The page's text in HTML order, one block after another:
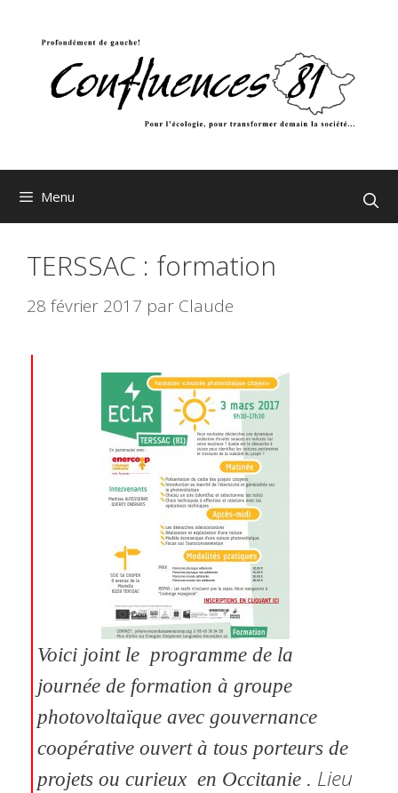
Menu
TERSSAC : formation
28 février 2017 par Claude
Voici joint le programme de la
journée de formation à groupe
photovoltaïque avec gouvernance
coopérative ouvert à tous porteurs de
projets ou curieux en Occitanie . Lieu